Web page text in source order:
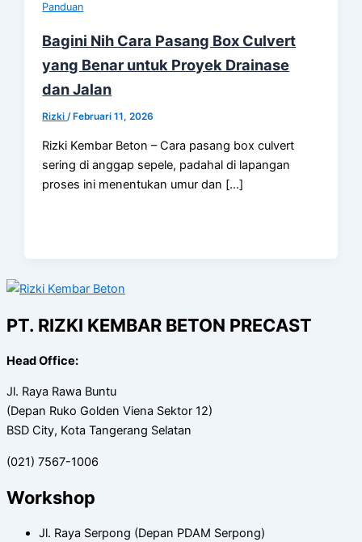
Panduan
Bagini Nih Cara Pasang Box Culvert
yang Benar untuk Proyek Drainase
dan Jalan
Rizki/ Februari 11, 2026
Rizki Kembar Beton – Cara pasang box culvert
sering di anggap sepele, padahal di lapangan
proses ini menentukan umur dan […]
PT. RIZKI KEMBAR BETON PRECAST
Head Office:
Jl. Raya Rawa Buntu
(Depan Ruko Golden Viena Sektor 12)
BSD City, Kota Tangerang Selatan
(021) 7567-1006
Workshop
Jl. Raya Serpong (Depan PDAM Serpong)